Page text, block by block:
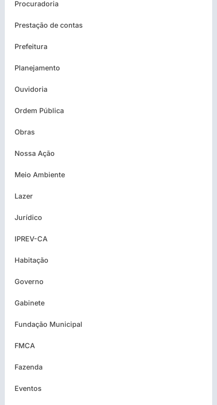
Procuradoria
Prestação de contas
Prefeitura
Planejamento
Ouvidoria
Ordem Pública
Obras
Nossa Ação
Meio Ambiente
Lazer
Jurídico
IPREV-CA
Habitação
Governo
Gabinete
Fundação Municipal
FMCA
Fazenda
Eventos